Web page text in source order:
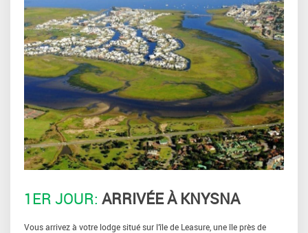
1ER JOUR: ARRIVÉE À KNYSNA
Vous arrivez à votre lodge situé sur l’île de Leasure, une île près de